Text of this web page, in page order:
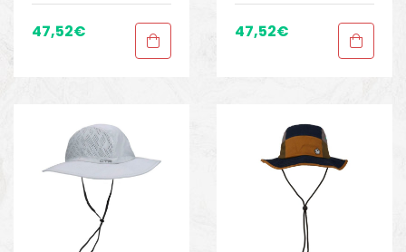
tubulares
47,52€
tubulares
47,52€